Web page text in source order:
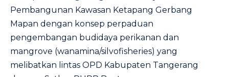
Pembangunan Kawasan Ketapang Gerbang
Mapan dengan konsep perpaduan
pengembangan budidaya perikanan dan
mangrove (wanamina/silvofisheries) yang
melibatkan lintas OPD Kabupaten Tangerang